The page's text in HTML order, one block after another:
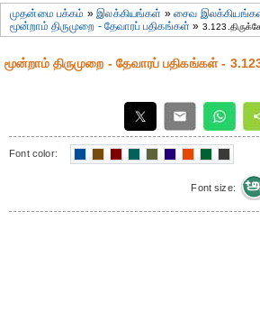
முதன்மை பக்கம் »இலக்கியங்கள் »சைவ
மூன்றாம் திருமுறை - தேவாரப் பதிகங்கள் »
மூன்றாம் திருமுறை - தேவாரப் பதிகங்கள் -
Font color:
Font size: